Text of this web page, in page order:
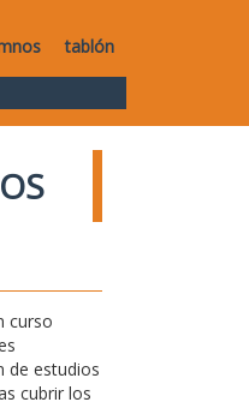
tablón
curso
de estudios
cubrir los